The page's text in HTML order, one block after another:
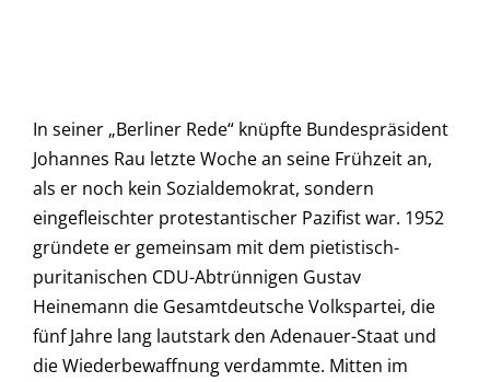
In seiner „Berliner Rede“ knüpfte Bundespräsident
Johannes Rau letzte Woche an seine Frühzeit an,
als er noch kein Sozialdemokrat, sondern
eingefleischter protestantischer Pazifist war. 1952
gründete er gemeinsam mit dem pietistisch-
puritanischen CDU-Abtrünnigen Gustav
Heinemann die Gesamtdeutsche Volkspartei, die
fünf Jahre lang lautstark den Adenauer-Staat und
die Wiederbewaffnung verdammte. Mitten im